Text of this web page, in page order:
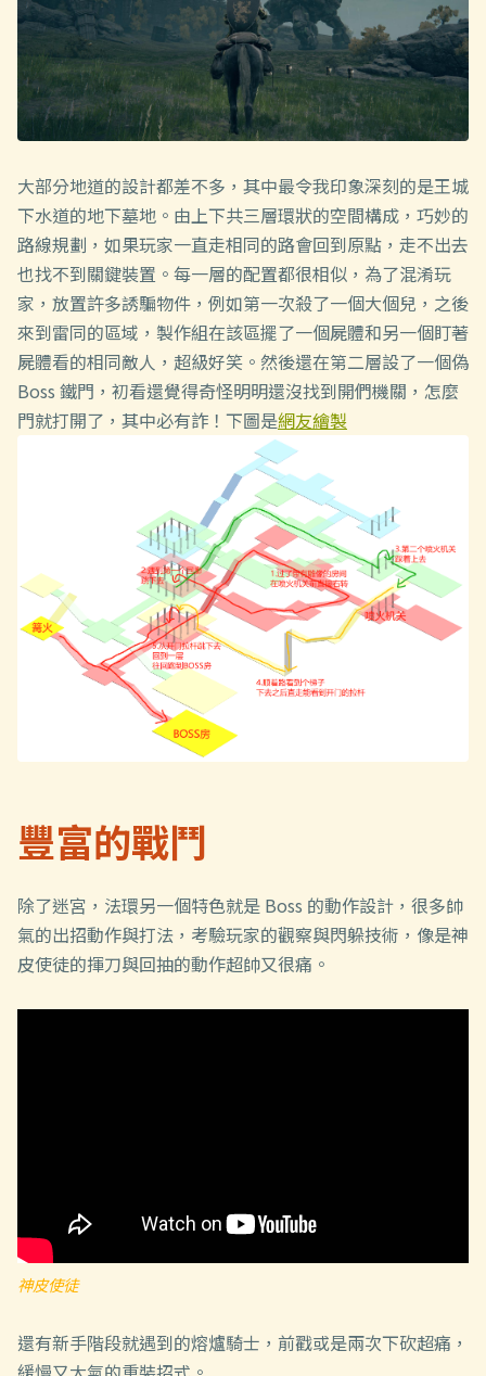
大部分地道的設計都差不多，其中最令我印象深刻的是王城
下水道的地下墓地。由上下共三層環狀的空間構成，巧妙的
路線規劃，如果玩家一直走相同的路會回到原點，走不出去
也找不到關鍵裝置。每一層的配置都很相似，為了混淆玩
家，放置許多誘騙物件，例如第一次殺了一個大個兒，之後
來到雷同的區域，製作組在該區擺了一個屍體和另一個盯著
屍體看的相同敵人，超級好笑。然後還在第二層設了一個偽
Boss 鐵門，初看還覺得奇怪明明還沒找到開們機關，怎麼
門就打開了，其中必有詐！下圖是網友繪製
豐富的戰鬥
除了迷宮，法環另一個特色就是 Boss 的動作設計，很多帥
氣的出招動作與打法，考驗玩家的觀察與閃躲技術，像是神
皮使徒的揮刀與回抽的動作超帥又很痛。
神皮使徒
還有新手階段就遇到的熔爐騎士，前戳或是兩次下砍超痛，